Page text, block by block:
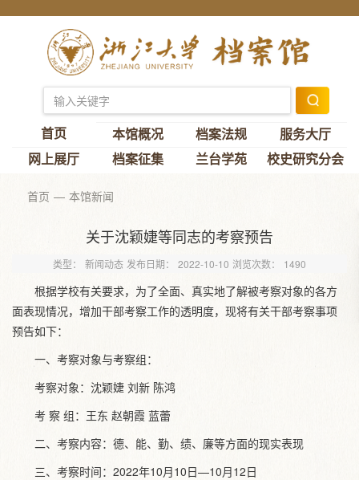
首页 本馆概况 档案法规
服务大厅
网上展厅
档案征集 兰台学苑 校史研究分会
首页 本馆新闻
关于沈颖婕等同志的考察预告
类型： 新闻动态 发布日期： 2022-10-10 浏览次数： 1490
根据学校有关要求，为了全面、真实地了解被考察对象的各方
面表现情况，增加干部考察工作的透明度，现将有关干部考察事项
预告如下：
一、考察对象与考察组：
考察对象：沈颖婕 刘新 陈鸿
考 察 组：王东 赵朝霞 蓝蕾
二、考察内容：德、能、勤、绩、廉等方面的现实表现
三、考察时间：2022年10月10日—10月12日